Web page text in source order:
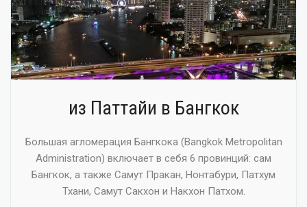
из Паттайи в Бангкок
Большая агломерация Бангкока (Bangkok Metropolitan
Administration) включает в себя 6 провинций: сам
Бангкок, а также Самут Пракан, Нонтабури, Патхум
Тхани, Самут Сакхон и Накхон Патхом.